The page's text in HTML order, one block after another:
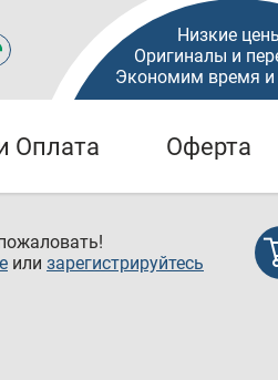
Низкие
Оригиналы и
Экономим время
Оплата Оферта
или зарегистрируйтесь